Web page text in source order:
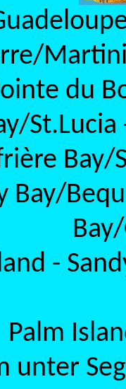
du
Bay/
Bay/
-
Palm
unter